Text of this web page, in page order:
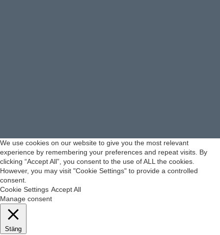
We use cookies on our website to give you the most relevant
experience by remembering your preferences and repeat visits. By
clicking “Accept All”, you consent to the use of ALL the cookies.
However, you may visit "Cookie Settings" to provide a controlled
consent.
Cookie Settings Accept All
Manage consent
Stäng